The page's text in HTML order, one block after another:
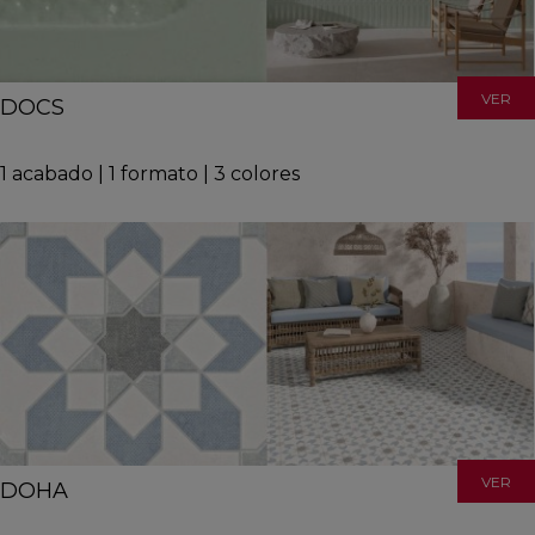
DOCS VER
1 acabado 1 formato 3 colores
DOHA VER